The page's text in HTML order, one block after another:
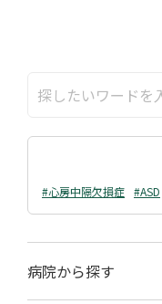
#心房中隔欠損症 #ASD
病院から探す